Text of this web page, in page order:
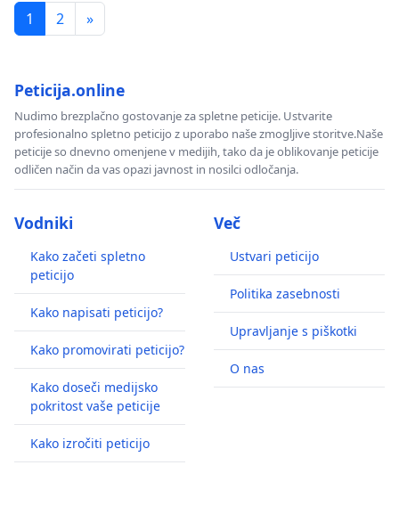
1 2 »
Peticija.online
Nudimo brezplačno gostovanje za spletne peticije. Ustvarite
profesionalno spletno peticijo z uporabo naše zmogljive storitve.Naše
peticije so dnevno omenjene v medijih, tako da je oblikovanje peticije
odličen način da vas opazi javnost in nosilci odločanja.
Vodniki
Kako začeti spletno
peticijo
Kako napisati peticijo?
Kako promovirati peticijo?
Kako doseči medijsko
pokritost vaše peticije
Kako izročiti peticijo
Več
Ustvari peticijo
Politika zasebnosti
Upravljanje s piškotki
O nas